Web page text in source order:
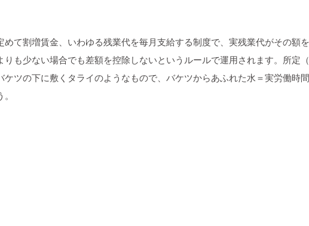
て割増賃金、いわゆる残業代を毎月支給する制度で、実残業代がその額
も少ない場合でも差額を控除しないというルールで運用されます。所定
ツの下に敷くタライのようなもので、バケツからあふれた水＝実労働時